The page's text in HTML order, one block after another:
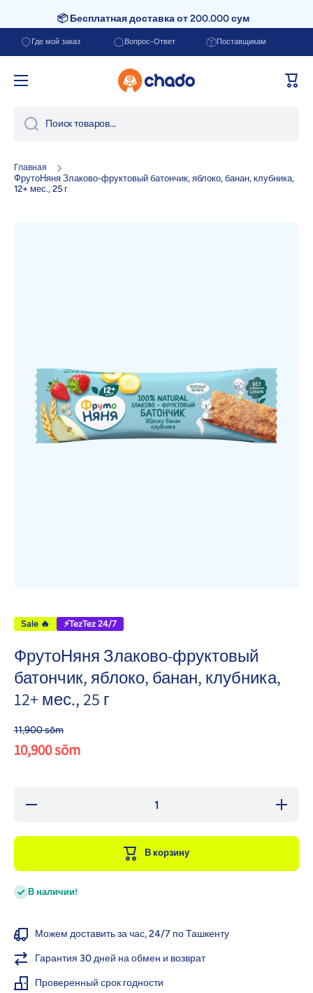
Перейти к содержанию
📦 Бесплатная доставка от 200.000 сум
Где мой заказ Вопрос-Ответ Поставщикам
Поиск товаров...
Главная
ФрутоНяня Злаково-фруктовый батончик, яблоко, банан, клубника,
12+ мес., 25 г
Sale 🔥 ⚡TezTez 24/7
ФрутоНяня Злаково-фруктовый
батончик, яблоко, банан, клубника,
12+ мес., 25 г
11,900 sōm
10,900 sōm
Уменьшить
клубника,
В корзину
В наличии!
Можем доставить за час, 24/7 по Ташкенту
Гарантия 30 дней на обмен и возврат
Проверенный срок годности